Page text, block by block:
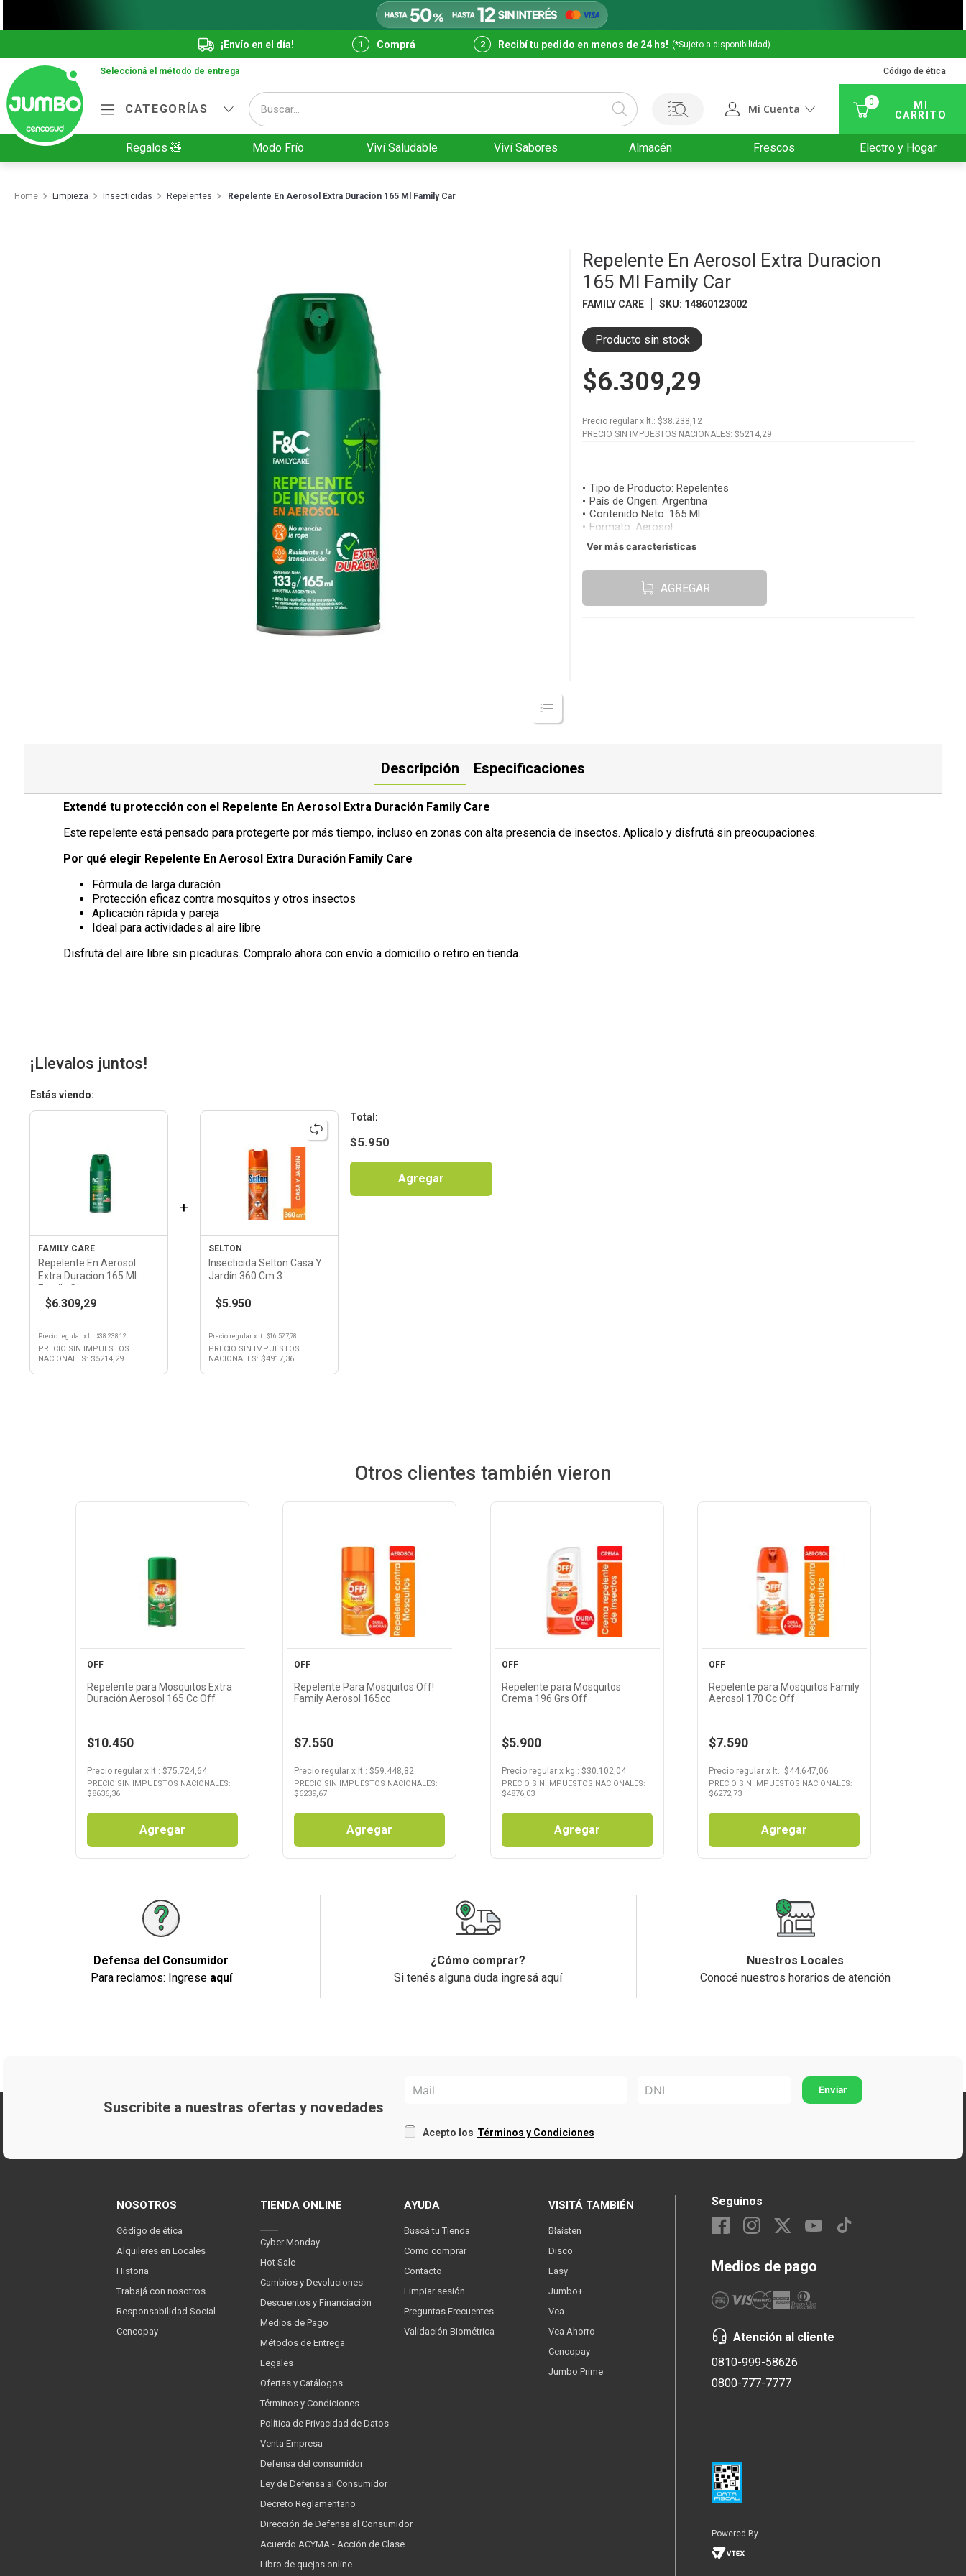
¡Envío en el día! Comprá Recibí tu pedido en menos de 24 hs! (*Sujeto a disponibilidad)
Seleccioná el método de entrega Código de ética
CATEGORÍAS
Buscar...
Mi Cuenta
0
Regalos 🧸 Modo Frío Viví Saludable Viví Sabores Almacén Frescos Electro y Hogar
Limpieza Insecticidas Repelentes Repelente En Aerosol Extra Duracion 165 Ml Family Car
Repelente En Aerosol Extra Duracion
165 Ml Family Car
FAMILY CARE SKU: 14860123002
Producto sin stock
$6.309,29
Precio regular x lt.: $38.238,12
PRECIO SIN IMPUESTOS NACIONALES: $5214,29
Tipo de Producto: Repelentes
País de Origen:Argentina
Contenido Neto: 165 Ml
Formato: Aerosol
Ver más características
AGREGAR
Descripción Especificaciones
Extendé tu protección con el Repelente En Aerosol Extra Duración Family Care
Este repelente está pensado para protegerte por más tiempo, incluso en zonas con alta presencia de insectos. Aplicalo y disfrutá sin preocupaciones.
Por qué elegir Repelente En Aerosol Extra Duración Family Care
Fórmula de larga duración
Protección eficaz contra mosquitos y otros insectos
Aplicación rápida y pareja
Ideal para actividades al aire libre
Disfrutá del aire libre sin picaduras. Compralo ahora con envío a domicilio o retiro en tienda.
¡Llevalos juntos!
Estás viendo:
FAMILY CARE
Repelente En Aerosol
Extra Duracion 165 Ml
Family Car
$6.309,29
Precio regularx lt. : $38.238,12
PRECIO SIN IMPUESTOS
NACIONALES: $5214,29
+
SELTON
Insecticida Selton Casa Y
Jardín 360 Cm 3
$5.950
Precio regularx lt. : $16.527,78
PRECIO SIN IMPUESTOS
NACIONALES: $4917,36
:
$5.950
Agregar
Otros clientes también vieron
Ver Producto
OFF
Repelente para Mosquitos Extra
Duración Aerosol 165 Cc Off
$10.450
Precio regularx lt.: $75.724,64
PRECIO SIN IMPUESTOS NACIONALES:
$8636,36
Agregar
Ver Producto
OFF
Repelente Para Mosquitos Off!
Family Aerosol 165cc
$7.550
Precio regular x lt.: $59.448,82
PRECIO SIN IMPUESTOS NACIONALES:
$6239,67
Agregar
Ver Producto
OFF
Repelente para Mosquitos
Crema 196 Grs Off
$5.900
Precio regularx kg.: $30.102,04
PRECIO SIN IMPUESTOS NACIONALES:
$4876,03
Agregar
Ver Producto
OFF
Repelente para Mosquitos Family
Aerosol 170 Cc Off
$7.590
Precio regular x lt.: $44.647,06
PRECIO SIN IMPUESTOS NACIONALES:
$6272,73
Agregar
Defensa del Consumidor
Para reclamos: Ingrese aquí
¿Cómo comprar?
Si tenés alguna duda ingresá aquí
Nuestros Locales
Conocé nuestros horarios de atención
Suscribite a nuestras ofertas y novedades
Acepto los Términos y Condiciones
NOSOTROS
Código de ética
Alquileres en Locales
Historia
Trabajá con nosotros
Responsabilidad Social
Cencopay
TIENDA ONLINE
Cyber Monday
Hot Sale
Cambios y Devoluciones
Descuentos y Financiación
Medios de Pago
Métodos de Entrega
Legales
Ofertas y Catálogos
Términos y Condiciones
Política de Privacidad de Datos
Venta Empresa
Defensa del consumidor
Ley de Defensa al Consumidor
Decreto Reglamentario
Dirección de Defensa al Consumidor
Acuerdo ACYMA - Acción de Clase
Libro de quejas online
AYUDA
Buscá tu Tienda
Como comprar
Contacto
Limpiar sesión
Preguntas Frecuentes
Validación Biométrica
VISITÁ TAMBIÉN
Blaisten
Disco
Easy
Jumbo+
Vea
Vea Ahorro
Cencopay
Jumbo Prime
Seguinos
Medios de pago
Atención al cliente
0810-999-58626
0800-777-7777
Powered By
Términos más buscados
2.
Cafe